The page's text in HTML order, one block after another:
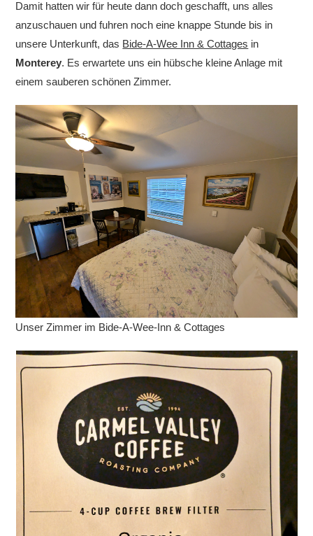
Damit hatten wir für heute dann doch geschafft, uns alles
anzuschauen und fuhren noch eine knappe Stunde bis in
unsere Unterkunft, das Bide-A-Wee Inn & Cottages in
Monterey. Es erwartete uns ein hübsche kleine Anlage mit
einem sauberen schönen Zimmer.
Unser Zimmer im Bide-A-Wee-Inn & Cottages